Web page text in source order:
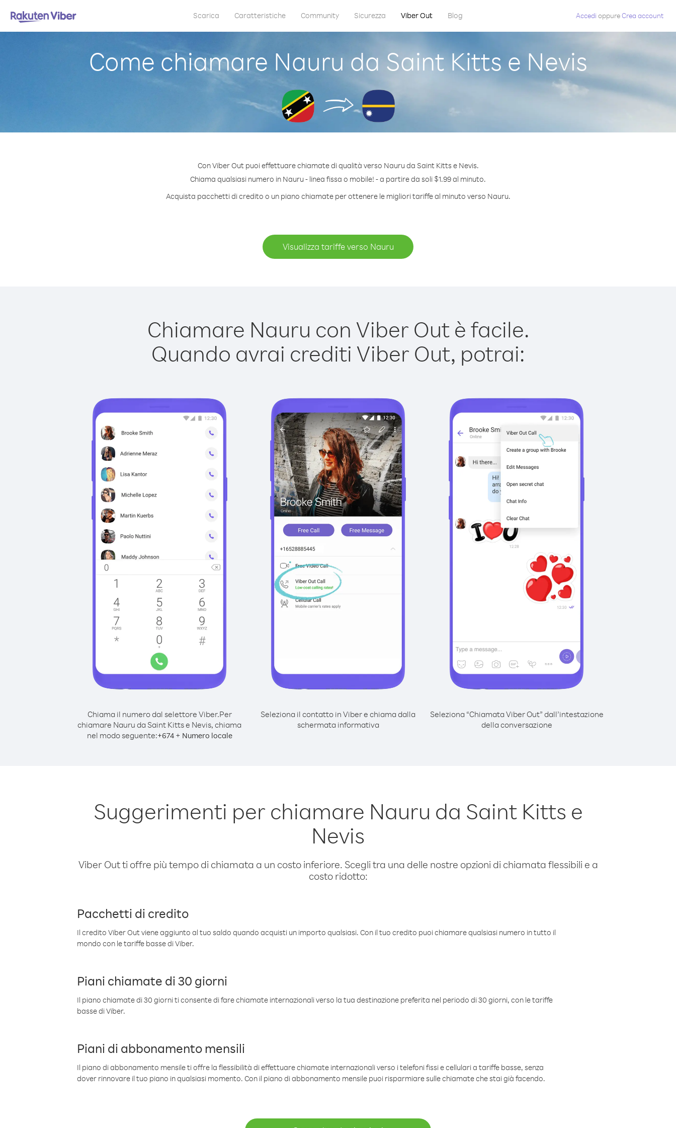
Scarica Caratteristiche Community Sicurezza Viber Out Blog Accedi oppureCrea account
Come chiamare Nauru da Saint Kitts e Nevis
Con Viber Out puoi effettuare chiamate di qualità verso Nauru da Saint Kitts e Nevis.
Chiama qualsiasi numero in Nauru - linea fissa o mobile! - a partire da soli $1.99 al minuto.
Acquista pacchetti di credito o un piano chiamate per ottenere le migliori tariffe al minuto verso Nauru.
Visualizza tariffe verso Nauru
Chiamare Nauru con Viber Out è facile.
Quando avrai crediti Viber Out, potrai:
Chiama il numero dal selettore Viber.Per
chiamare Nauru da Saint Kitts e Nevis, chiama
nel modo seguente:+674+ Numero locale
Seleziona il contatto in Viber e chiama dalla
schermata informativa
Seleziona “Chiamata Viber Out” dall’intestazione
della conversazione
Suggerimenti per chiamare Nauru da Saint Kitts e
Nevis
Viber Out ti offre più tempo di chiamata a un costo inferiore. Scegli tra una delle nostre opzioni di chiamata flessibili e a
costo ridotto:
Pacchetti di credito
Il credito Viber Out viene aggiunto al tuo saldo quando acquisti un importo qualsiasi. Con il tuo credito puoi chiamare qualsiasi numero in tutto il
mondo con le tariffe basse di Viber.
Piani chiamate di 30 giorni
Il piano chiamate di 30 giorni ti consente di fare chiamate internazionali verso la tua destinazione preferita nel periodo di 30 giorni, con le tariffe
basse di Viber.
Piani di abbonamento mensili
Il piano di abbonamento mensile ti offre la flessibilità di effettuare chiamate internazionali verso i telefoni fissi e cellulari a tariffe basse, senza
dover rinnovare il tuo piano in qualsiasi momento. Con il piano di abbonamento mensile puoi risparmiare sulle chiamate che stai già facendo.